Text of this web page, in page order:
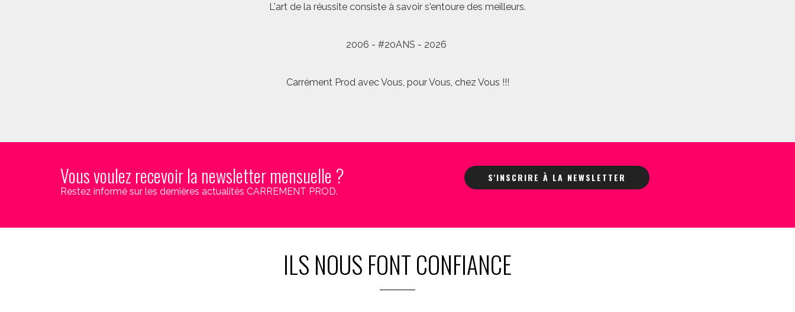
L'art de la réussite consiste à savoir s'entoure des meilleurs.
2006 - #20ANS - 2026
Carrément Prod avec Vous, pour Vous, chez Vous !!!
Vous voulez recevoir la newsletter mensuelle ?
Restez informé sur les dernières actualités CARREMENT PROD.
S'INSCRIRE À LA NEWSLETTER
ILS NOUS FONT CONFIANCE